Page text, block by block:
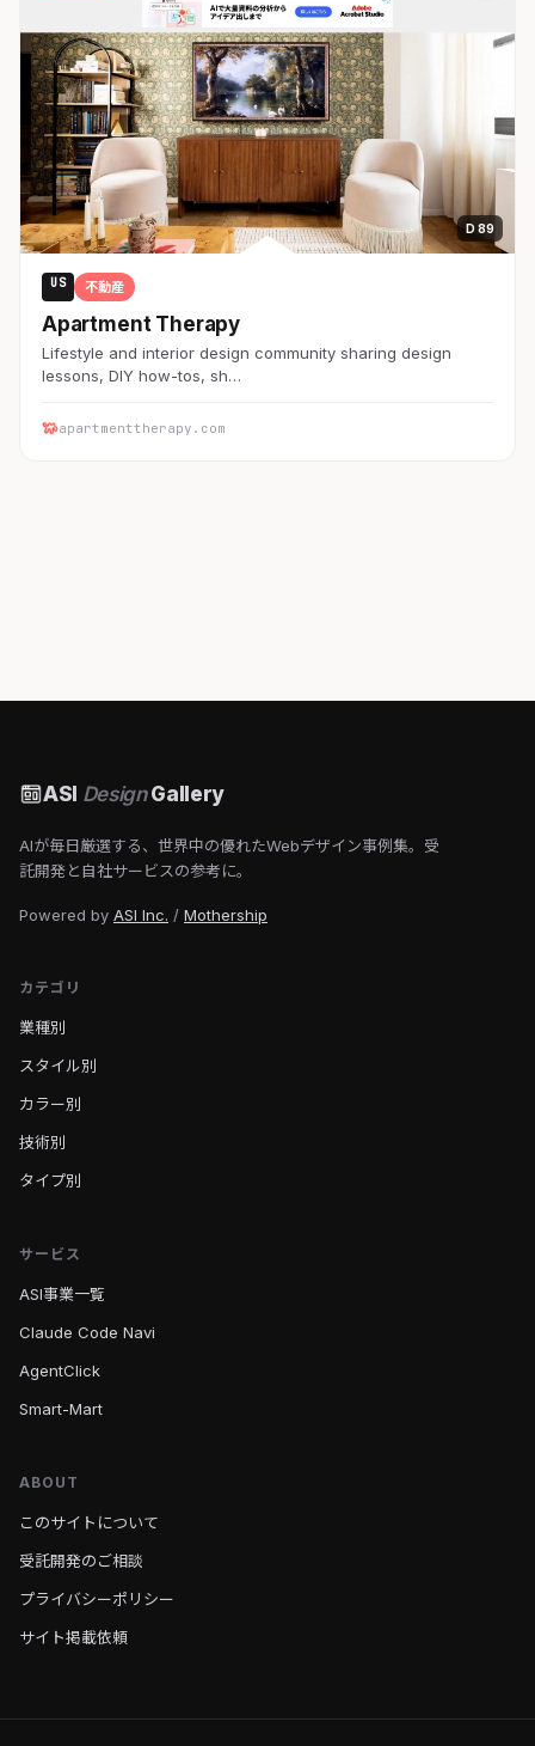
D 89
US 不動産
Apartment Therapy
Lifestyle and interior design community sharing design
lessons, DIY how-tos, sh…
apartmenttherapy.com
ASI DesignGallery
AIが毎日厳選する、世界中の優れたWebデザイン事例集。受
託開発と自社サービスの参考に。
Powered by ASI Inc. / Mothership
カテゴリ
業種別
スタイル別
カラー別
技術別
タイプ別
サービス
ASI事業一覧
Claude Code Navi
AgentClick
Smart-Mart
ABOUT
このサイトについて
受託開発のご相談
プライバシーポリシー
サイト掲載依頼